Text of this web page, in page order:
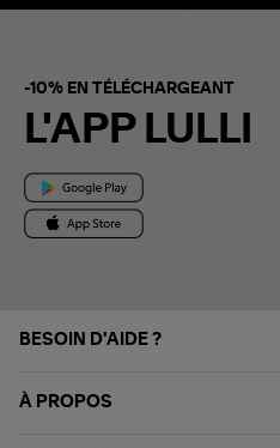
-10% EN TÉLÉCHARGEANT
L'APP LULLI
BESOIN D'AIDE ?
À PROPOS